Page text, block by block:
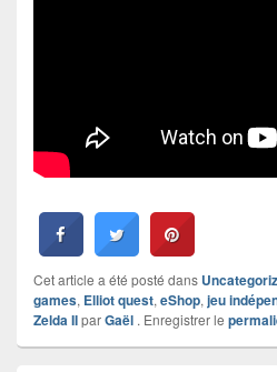
Cet article a été posté dans
games, Elliot quest, eShop, jeu
Zelda IIparGaël . Enregistrer le